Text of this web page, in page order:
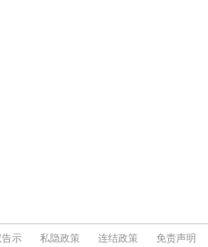
告示 私隐政策 连结政策
免责声明